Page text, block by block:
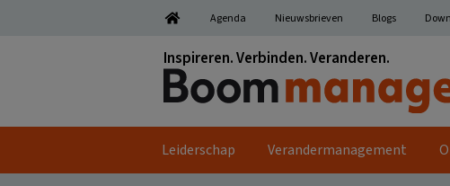
Agenda Nieuwsbrieven Blogs
Inspireren. Verbinden. Veranderen.
Leiderschap Verandermanagement